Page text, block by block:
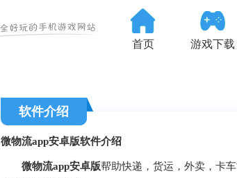
首页 游戏下载
软件介绍
微物流app安卓版软件介绍
微物流app安卓版帮助快递，货运，外卖，卡